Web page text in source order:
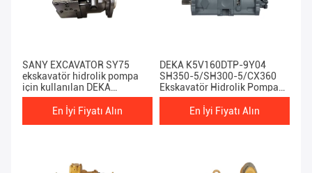
SANY EXCAVATOR SY75
ekskavatör hidrolik pompa
için kullanılan DEKA
K3VL80B-10RSM-L11-
TB110 uzun ömürlü
En İyi Fiyatı Alın
DEKA K5V160DTP-9Y04
SH350-5/SH300-5/CX360
Ekskavatör Hidrolik Pompa
için Kullanılır
En İyi Fiyatı Alın